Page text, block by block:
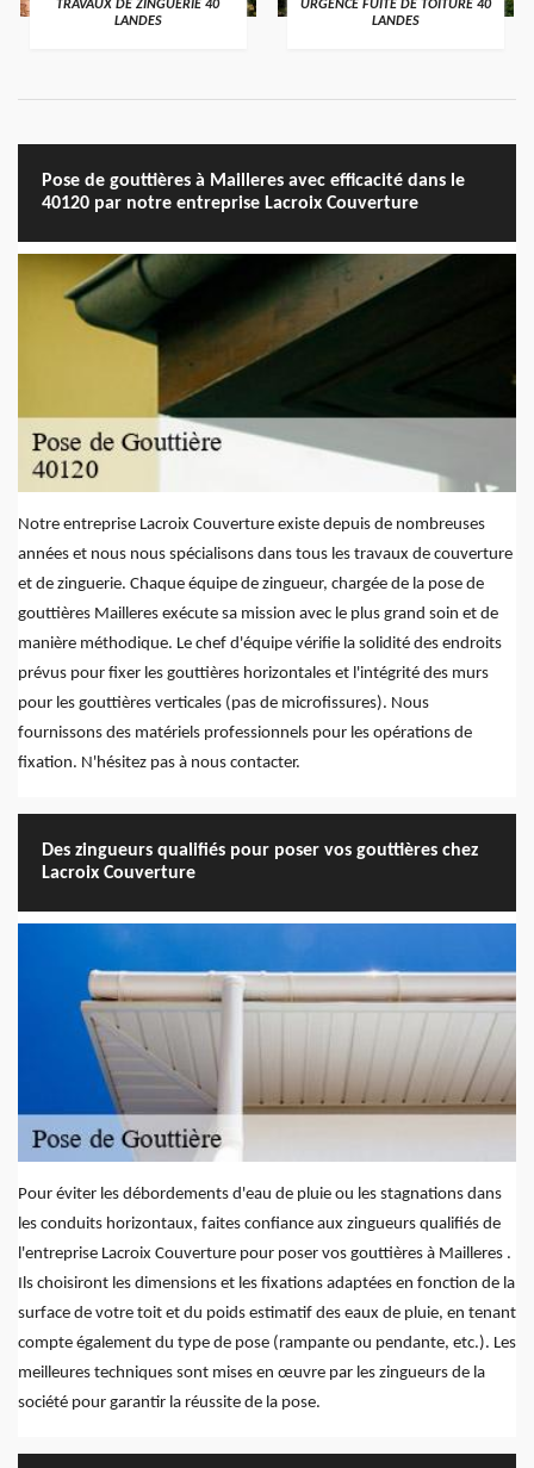
TRAVAUX DE ZINGUERIE 40
LANDES
URGENCE FUITE DE TOITURE 40
LANDES
Pose de gouttières à Mailleres avec efficacité dans le
40120 par notre entreprise Lacroix Couverture
Notre entreprise Lacroix Couverture existe depuis de nombreuses
années et nous nous spécialisons dans tous les travaux de couverture
et de zinguerie. Chaque équipe de zingueur, chargée de la pose de
gouttières Mailleres exécute sa mission avec le plus grand soin et de
manière méthodique. Le chef d'équipe vérifie la solidité des endroits
prévus pour fixer les gouttières horizontales et l'intégrité des murs
pour les gouttières verticales (pas de microfissures). Nous
fournissons des matériels professionnels pour les opérations de
fixation. N'hésitez pas à nous contacter.
Des zingueurs qualifiés pour poser vos gouttières chez
Lacroix Couverture
Pour éviter les débordements d'eau de pluie ou les stagnations dans
les conduits horizontaux, faites confiance aux zingueurs qualifiés de
l'entreprise Lacroix Couverture pour poser vos gouttières à Mailleres .
Ils choisiront les dimensions et les fixations adaptées en fonction de la
surface de votre toit et du poids estimatif des eaux de pluie, en tenant
compte également du type de pose (rampante ou pendante, etc.). Les
meilleures techniques sont mises en œuvre par les zingueurs de la
société pour garantir la réussite de la pose.